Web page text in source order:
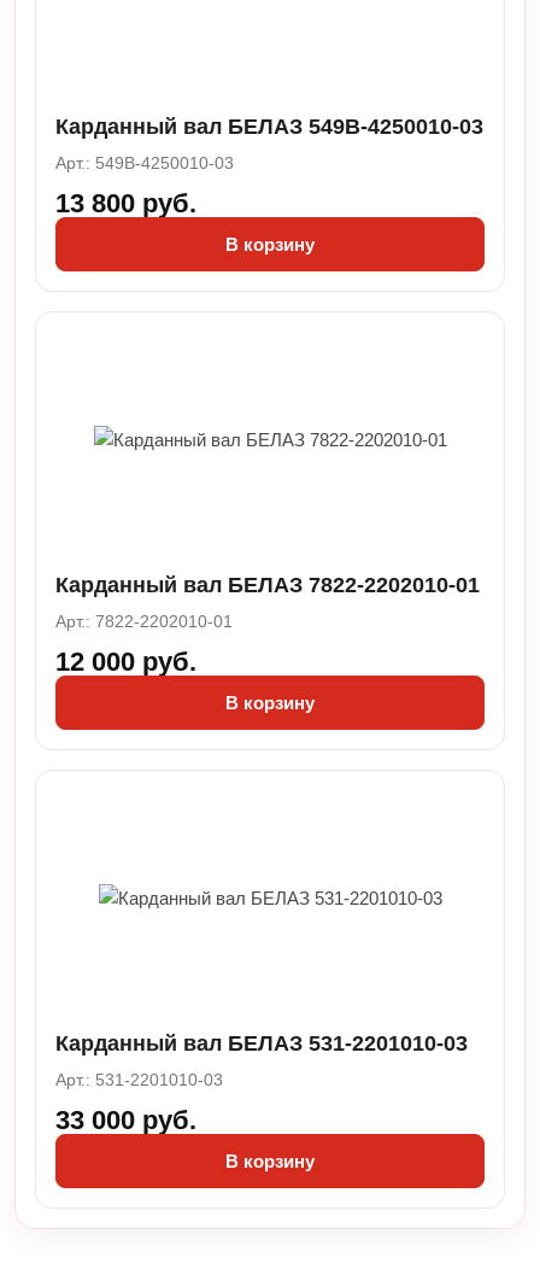
Карданный вал БЕЛАЗ 549В-4250010-03
Арт.: 549В-4250010-03
13 800 руб.
В корзину
Карданный вал БЕЛАЗ 7822-2202010-01
Арт.: 7822-2202010-01
12 000 руб.
В корзину
Карданный вал БЕЛАЗ 531-2201010-03
Арт.: 531-2201010-03
33 000 руб.
В корзину